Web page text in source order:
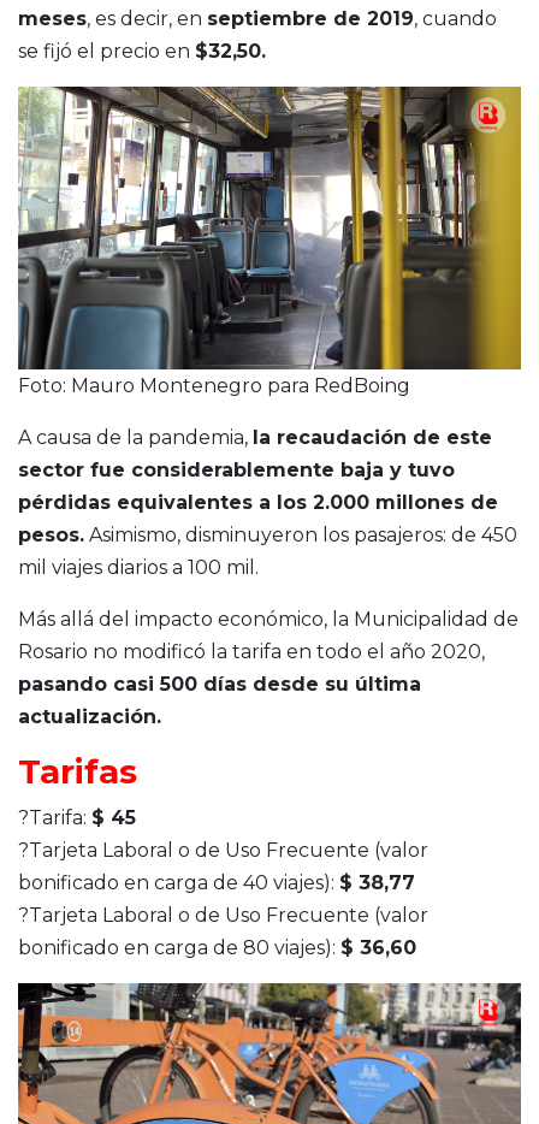
meses, es decir, en septiembre de 2019, cuando
se fijó el precio en $32,50.
Foto: Mauro Montenegro para RedBoing
A causa de la pandemia, la recaudación de este
sector fue considerablemente baja y tuvo
pérdidas equivalentes a los 2.000 millones de
pesos. Asimismo, disminuyeron los pasajeros: de 450
mil viajes diarios a 100 mil.
Más allá del impacto económico, la Municipalidad de
Rosario no modificó la tarifa en todo el año 2020,
pasando casi 500 días desde su última
actualización.
Tarifas
?Tarifa: $ 45
?Tarjeta Laboral o de Uso Frecuente (valor
bonificado en carga de 40 viajes): $ 38,77
?Tarjeta Laboral o de Uso Frecuente (valor
bonificado en carga de 80 viajes): $ 36,60